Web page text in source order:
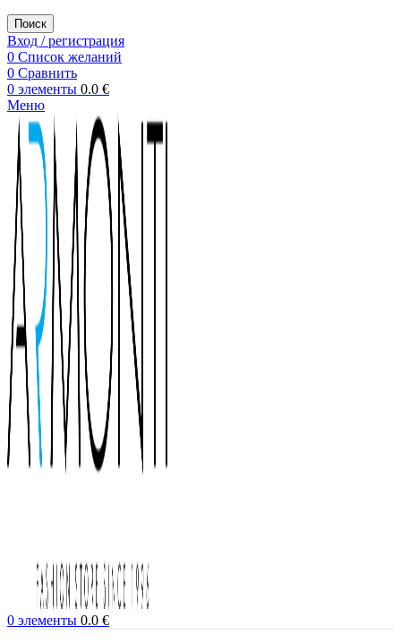
Поиск
Вход / регистрация
0 Список желаний
0 Сравнить
0 элементы 0.0 €
Меню
0 элементы 0.0 €